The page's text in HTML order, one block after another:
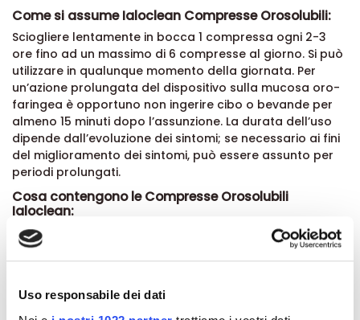
Uso responsabile dei dati
Come si assume Ialoclean Compresse Orosolubili:
Sciogliere lentamente in bocca 1 compressa ogni 2-3
ore fino ad un massimo di 6 compresse al giorno. Si può
utilizzare in qualunque momento della giornata. Per
un’azione prolungata del dispositivo sulla mucosa oro-
faringea è opportuno non ingerire cibo o bevande per
almeno 15 minuti dopo l’assunzione. La durata dell’uso
dipende dall’evoluzione dei sintomi; se necessario ai fini
del miglioramento dei sintomi, può essere assunto per
periodi prolungati.
Cosa contengono le Compresse Orosolubili
Ialoclean:
orbitolo, xilitolo, mono- e digliceridi degli acidi grassi,
talco, estratto secco di camomilla, aloe vera gel, sodio
benzoato, magnesio stearato vegetale, biossido di
rossa, aroma fragola.
SENZA GLUTINE